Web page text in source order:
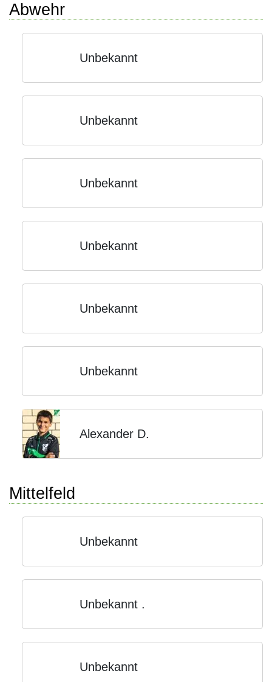
Abwehr
Unbekannt
Unbekannt
Unbekannt
Unbekannt
Unbekannt
Unbekannt
Alexander D.
Mittelfeld
Unbekannt
Unbekannt .
Unbekannt